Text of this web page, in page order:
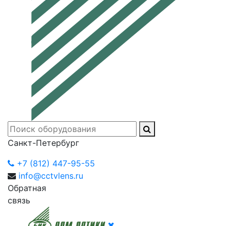
Санкт-Петербург
+7 (812) 447-95-55
info@cctvlens.ru
Обратная
связь